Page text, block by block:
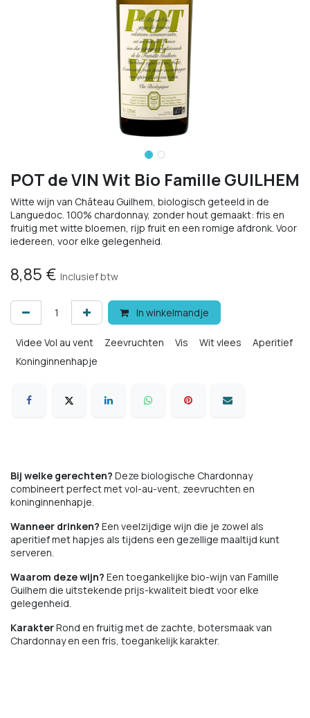
POT de VIN Wit Bio Famille GUILHEM
Witte wijn van Château Guilhem, biologisch geteeld in de
Languedoc. 100% chardonnay, zonder hout gemaakt: fris en
fruitig met witte bloemen, rijp fruit en een romige afdronk. Voor
iedereen, voor elke gelegenheid.
8,85 € Inclusief btw
In winkelmandje
Videe Vol au vent Zeevruchten Vis Wit vlees
Aperitief
Koninginnenhapje
Bij welke gerechten? Deze biologische Chardonnay
combineert perfect met vol-au-vent, zeevruchten en
koninginnenhapje.
Wanneer drinken? Een veelzijdige wijn die je zowel als
aperitief met hapjes als tijdens een gezellige maaltijd kunt
serveren.
Waarom deze wijn? Een toegankelijke bio-wijn van Famille
Guilhem die uitstekende prijs-kwaliteit biedt voor elke
gelegenheid.
KarakterRond en fruitig met de zachte, botersmaak van
Chardonnay en een fris, toegankelijk karakter.